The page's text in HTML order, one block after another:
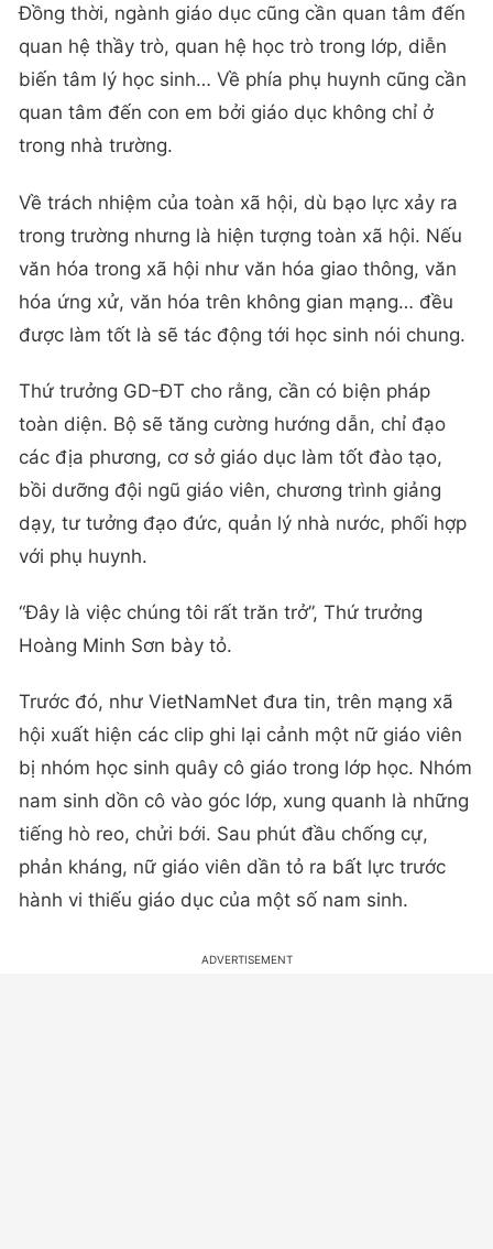
Đồng thời, ngành giáo dục cũng cần quan tâm đến
quan hệ thầy trò, quan hệ học trò trong lớp, diễn
biến tâm lý học sinh… Về phía phụ huynh cũng cần
quan tâm đến con em bởi giáo dục không chỉ ở
trong nhà trường.
Về trách nhiệm của toàn xã hội, dù bạo lực xảy ra
trong trường nhưng là hiện tượng toàn xã hội. Nếu
văn hóa trong xã hội như văn hóa giao thông, văn
hóa ứng xử, văn hóa trên không gian mạng… đều
được làm tốt là sẽ tác động tới học sinh nói chung.
Thứ trưởng GD-ĐT cho rằng, cần có biện pháp
toàn diện. Bộ sẽ tăng cường hướng dẫn, chỉ đạo
các địa phương, cơ sở giáo dục làm tốt đào tạo,
bồi dưỡng đội ngũ giáo viên, chương trình giảng
dạy, tư tưởng đạo đức, quản lý nhà nước, phối hợp
với phụ huynh.
“Đây là việc chúng tôi rất trăn trở”, Thứ trưởng
Hoàng Minh Sơn bày tỏ.
Trước đó, như VietNamNet đưa tin, trên mạng xã
hội xuất hiện các clip ghi lại cảnh một nữ giáo viên
bị nhóm học sinh quây cô giáo trong lớp học. Nhóm
nam sinh dồn cô vào góc lớp, xung quanh là những
tiếng hò reo, chửi bới. Sau phút đầu chống cự,
phản kháng, nữ giáo viên dần tỏ ra bất lực trước
hành vi thiếu giáo dục của một số nam sinh.